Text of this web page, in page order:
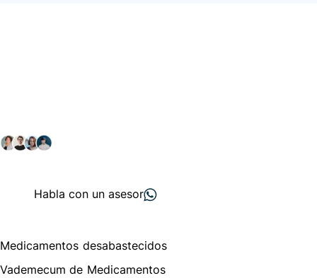
Habla con un asesor
Medicamentos desabastecidos
Vademecum de Medicamentos